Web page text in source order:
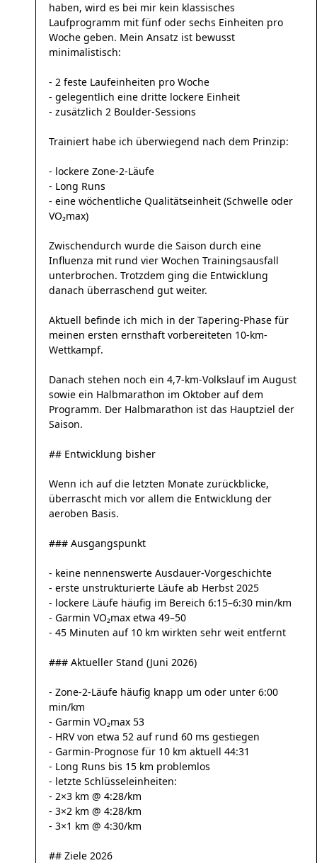
haben, wird es bei mir kein klassisches
Laufprogramm mit fünf oder sechs Einheiten pro
Woche geben. Mein Ansatz ist bewusst
minimalistisch:
- 2 feste Laufeinheiten pro Woche
- gelegentlich eine dritte lockere Einheit
- zusätzlich 2 Boulder-Sessions
Trainiert habe ich überwiegend nach dem Prinzip:
- lockere Zone-2-Läufe
- Long Runs
- eine wöchentliche Qualitätseinheit (Schwelle oder
VO₂max)
Zwischendurch wurde die Saison durch eine
Influenza mit rund vier Wochen Trainingsausfall
unterbrochen. Trotzdem ging die Entwicklung
danach überraschend gut weiter.
Aktuell befinde ich mich in der Tapering-Phase für
meinen ersten ernsthaft vorbereiteten 10-km-
Wettkampf.
Danach stehen noch ein 4,7-km-Volkslauf im August
sowie ein Halbmarathon im Oktober auf dem
Programm. Der Halbmarathon ist das Hauptziel der
Saison.
## Entwicklung bisher
Wenn ich auf die letzten Monate zurückblicke,
überrascht mich vor allem die Entwicklung der
aeroben Basis.
### Ausgangspunkt
- keine nennenswerte Ausdauer-Vorgeschichte
- erste unstrukturierte Läufe ab Herbst 2025
- lockere Läufe häufig im Bereich 6:15–6:30 min/km
- Garmin VO₂max etwa 49–50
- 45 Minuten auf 10 km wirkten sehr weit entfernt
### Aktueller Stand (Juni 2026)
- Zone-2-Läufe häufig knapp um oder unter 6:00
min/km
- Garmin VO₂max 53
- HRV von etwa 52 auf rund 60 ms gestiegen
- Garmin-Prognose für 10 km aktuell 44:31
- Long Runs bis 15 km problemlos
- letzte Schlüsseleinheiten:
- 2×3 km @ 4:28/km
- 3×2 km @ 4:28/km
- 3×1 km @ 4:30/km
## Ziele 2026